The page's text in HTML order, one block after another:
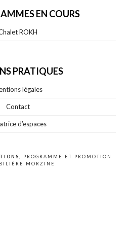
EN COURS
ROKH
PRATIQUES
légales
Contact
d’espaces
, PROGRAMME ET PROMOTION
MORZINE